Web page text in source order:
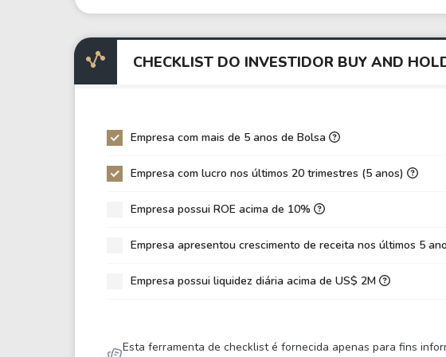
P/Ativo
1,70
LPA
Giro de Ativos
ROE
16,83%
CHECKLIST DO INVESTIDOR BUY AND
Empresa com mais de 5 anos de Bolsa
Empresa com lucro nos últimos 20 trimestres (5 anos)
Empresa possui ROE acima de 10%
Empresa apresentou crescimento de receita nos últimos 5
Empresa possui liquidez diária acima de US$ 2M
Esta ferramenta de checklist é fornecida apenas para fins